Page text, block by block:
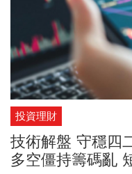
投資理財
技術解盤 守穩
多空僵持籌碼亂